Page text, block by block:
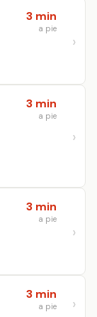
3 min
a pie
3 min
a pie
3 min
a pie
3 min
a pie